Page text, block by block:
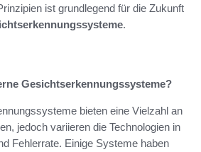
ist grundlegend für die Zukunft
.
Gesichtserkennungssysteme?
bieten eine Vielzahl an
jedoch variieren die Technologien in
Fehlerrate. Einige Systeme haben